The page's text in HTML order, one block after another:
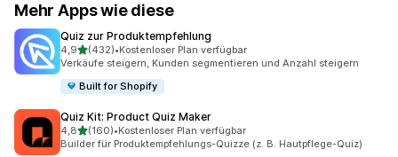
Mehr Apps wie diese
Quiz zur Produktempfehlung
4,9von 5 Sternen
(432)
432 Rezensionen insgesamt
•Kostenloser Plan verfügbar
Verkäufe steigern, Kunden segmentieren und Anzahl steigern
Built for Shopify
Quiz Kit: Product Quiz Maker
4,8von 5 Sternen
(160)
160 Rezensionen insgesamt
•Kostenloser Plan verfügbar
Builder für Produktempfehlungs-Quizze (z. B. Hautpflege-Quiz)